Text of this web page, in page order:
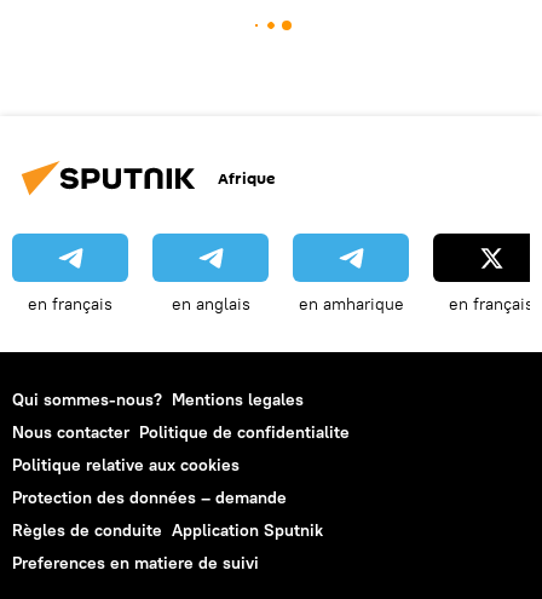
Afrique
en français en anglais en amharique en français
Qui sommes-nous? Mentions legales
Nous contacter Politique de confidentialite
Politique relative aux cookies
Protection des données – demande
Règles de conduite Application Sputnik
Preferences en matiere de suivi